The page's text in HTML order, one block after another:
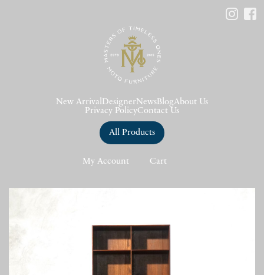
New Arrival DesignerNews BlogAbout Us
Privacy PolicyContact Us
All Products
My Account Cart